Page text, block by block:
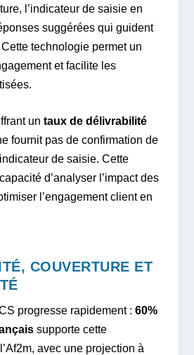
l’indicateur de saisie en
suggérées qui guident
Cette technologie permet un
et facilite les
untaux de délivrabilité
fournit pas de confirmation de
de saisie. Cette
d’analyser l’impact des
l’engagement client en
COUVERTURE ET
progresse rapidement :60%
supporte cette
avec une projection à